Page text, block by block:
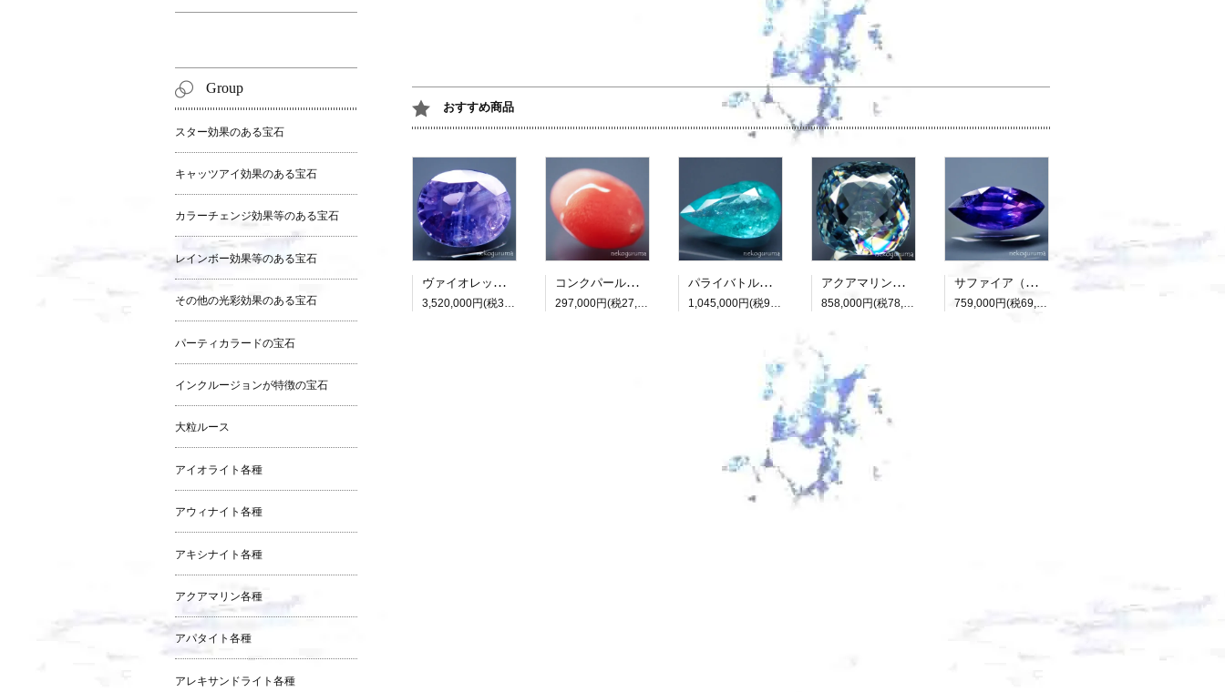
おすすめ商品
ヴァイオレットサファイア：7.418ct（非加熱：中宝研鑑別書付属）
3,520,000円(税320,000円)
コンクパール：0.990ct（中央宝石研究所鑑別書付属）
297,000円(税27,000円)
パライバトルマリン：3.482ct（中央宝石研究所鑑別書付属）
1,045,000円(税95,000円)
アクアマリン（光彩効果）：15.893ct（中央宝石研究所鑑別書付属）
858,000円(税78,000円)
サファイア（パーティカラード）：2.136ct（非加熱：中宝研鑑別書付属）
759,000円(税69,000円)
Group
スター効果のある宝石
キャッツアイ効果のある宝石
カラーチェンジ効果等のある宝石
レインボー効果等のある宝石
その他の光彩効果のある宝石
パーティカラードの宝石
インクルージョンが特徴の宝石
大粒ルース
アイオライト各種
アウィナイト各種
アキシナイト各種
アクアマリン各種
アパタイト各種
アレキサンドライト各種